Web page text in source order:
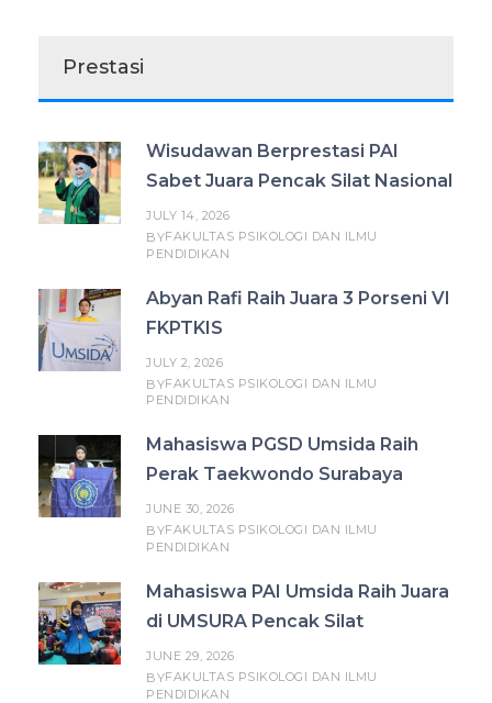
Prestasi
Wisudawan Berprestasi PAI
Sabet Juara Pencak Silat Nasional
JULY 14, 2026
BYFAKULTAS PSIKOLOGI DAN ILMU
PENDIDIKAN
Abyan Rafi Raih Juara 3 Porseni VI
FKPTKIS
JULY 2, 2026
BYFAKULTAS PSIKOLOGI DAN ILMU
PENDIDIKAN
Mahasiswa PGSD Umsida Raih
Perak Taekwondo Surabaya
JUNE 30, 2026
BYFAKULTAS PSIKOLOGI DAN ILMU
PENDIDIKAN
Mahasiswa PAI Umsida Raih Juara
di UMSURA Pencak Silat
JUNE 29, 2026
BYFAKULTAS PSIKOLOGI DAN ILMU
PENDIDIKAN